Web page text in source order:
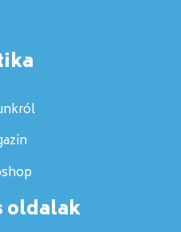
oldalak